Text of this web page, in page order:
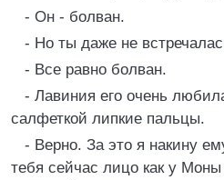
- Он - болван.
- Но ты даже не
- Все равно болван.
- Лавиния его очень
салфеткой липкие пальцы.
- Верно. За это я накину
тебя сейчас лицо как у